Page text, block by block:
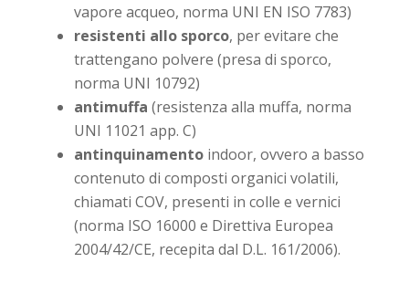
vapore acqueo, norma UNI EN ISO 7783)
resistenti allo sporco, per evitare che
trattengano polvere (presa di sporco,
norma UNI 10792)
antimuffa (resistenza alla muffa, norma
UNI 11021 app. C)
antinquinamentoindoor, ovvero a basso
contenuto di composti organici volatili,
chiamati COV, presenti in colle e vernici
(norma ISO 16000 e Direttiva Europea
2004/42/CE, recepita dal D.L. 161/2006).